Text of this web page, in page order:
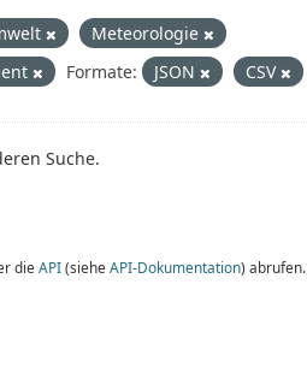
Meteorologie
Formate: JSON CSV
Suche.
die API(siehe API-Dokumentation) abrufen.